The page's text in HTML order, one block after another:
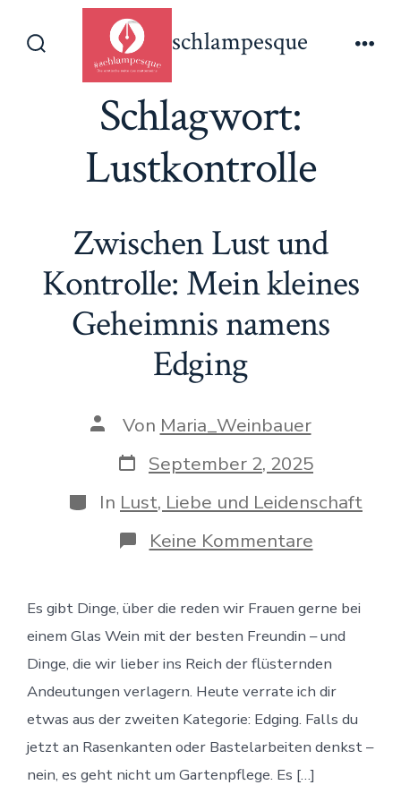
Inhalt
ein-/ausblenden
schlampesque
Schlagwort:
Lustkontrolle
Zwischen Lust und
Kontrolle: Mein kleines
Geheimnis namens
Edging
Beitragsautor
Von Maria_Weinbauer
Veröffentlichungsdatum
September 2, 2025
Kategorien
In Lust, Liebe und Leidenschaft
Keine Kommentarezu
Zwischen
Kontrolle:
Mein
kleines
Geheimnis
namens
Edging
Es gibt Dinge, über die reden wir Frauen gerne bei
einem Glas Wein mit der besten Freundin – und
Dinge, die wir lieber ins Reich der flüsternden
Andeutungen verlagern. Heute verrate ich dir
etwas aus der zweiten Kategorie: Edging. Falls du
jetzt an Rasenkanten oder Bastelarbeiten denkst –
nein, es geht nicht um Gartenpflege. Es […]